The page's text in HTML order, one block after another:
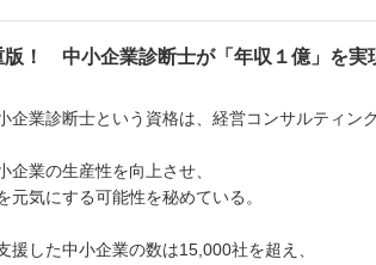
版！ 中小企業診断士が「年収１億」を実
企業診断士という資格は、経営コンサルティン
企業の生産性を向上させ、
元気にする可能性を秘めている。
援した中小企業の数は15,000社を超え、